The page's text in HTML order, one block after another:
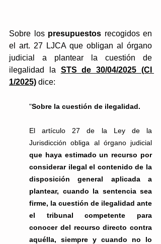
Sobre los presupuestos recogidos en
el art. 27 LJCA que obligan al órgano
judicial a plantear la cuestión de
ilegalidad la STS de 30/04/2025 (CI
1/2025) dice:
"Sobre la cuestión de ilegalidad.
El artículo 27 de la Ley de la
que haya estimado un recurso por
considerar ilegal el contenido de la
disposición general aplicada a
plantear, cuando la sentencia sea
firme, la cuestión de ilegalidad ante
el tribunal competente para
conocer del recurso directo contra
aquélla, siempre y cuando no lo